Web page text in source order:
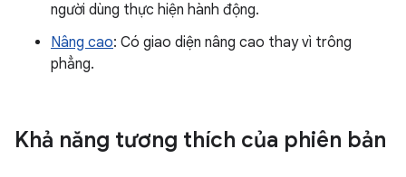
người dùng thực hiện hành động.
Nâng cao: Có giao diện nâng cao thay vì trông
phẳng.
Khả năng tương thích của phiên bản